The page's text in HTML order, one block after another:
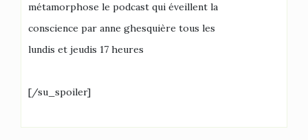
métamorphose le podcast qui éveillent la
conscience par anne ghesquière tous les
lundis et jeudis 17 heures
[/su_spoiler]